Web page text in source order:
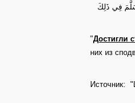
فِي ذَلِكَ
"Достигли
них из
Источник: